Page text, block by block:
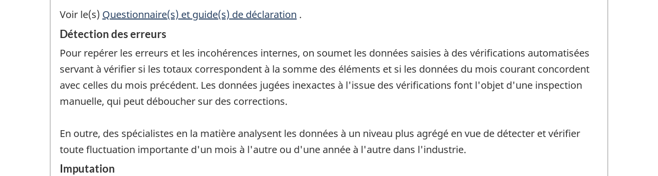
Voir le(s) Questionnaire(s) et guide(s) de déclaration .
Détection des erreurs
Pour repérer les erreurs et les incohérences internes, on soumet les données saisies à des vérifications automatisées
servant à vérifier si les totaux correspondent à la somme des éléments et si les données du mois courant concordent
avec celles du mois précédent. Les données jugées inexactes à l'issue des vérifications font l'objet d'une inspection
manuelle, qui peut déboucher sur des corrections.
En outre, des spécialistes en la matière analysent les données à un niveau plus agrégé en vue de détecter et vérifier
toute fluctuation importante d'un mois à l'autre ou d'une année à l'autre dans l'industrie.
Imputation